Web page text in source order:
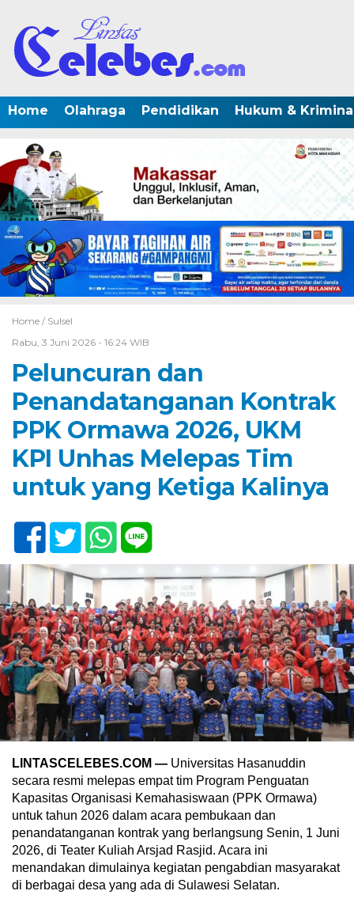
Home Olahraga Pendidikan Hukum &
Home / Sulsel
Rabu, 3 Juni 2026 - 16:24 WIB
Peluncuran dan
Penandatanganan Kontrak
PPK Ormawa 2026, UKM
KPI Unhas Melepas Tim
untuk yang Ketiga Kalinya
LINTASCELEBES.COM — Universitas Hasanuddin
secara resmi melepas empat tim Program Penguatan
Kapasitas Organisasi Kemahasiswaan (PPK Ormawa)
untuk tahun 2026 dalam acara pembukaan dan
penandatanganan kontrak yang berlangsung Senin, 1 Juni
2026, di Teater Kuliah Arsjad Rasjid. Acara ini
menandakan dimulainya kegiatan pengabdian masyarakat
di berbagai desa yang ada di Sulawesi Selatan.